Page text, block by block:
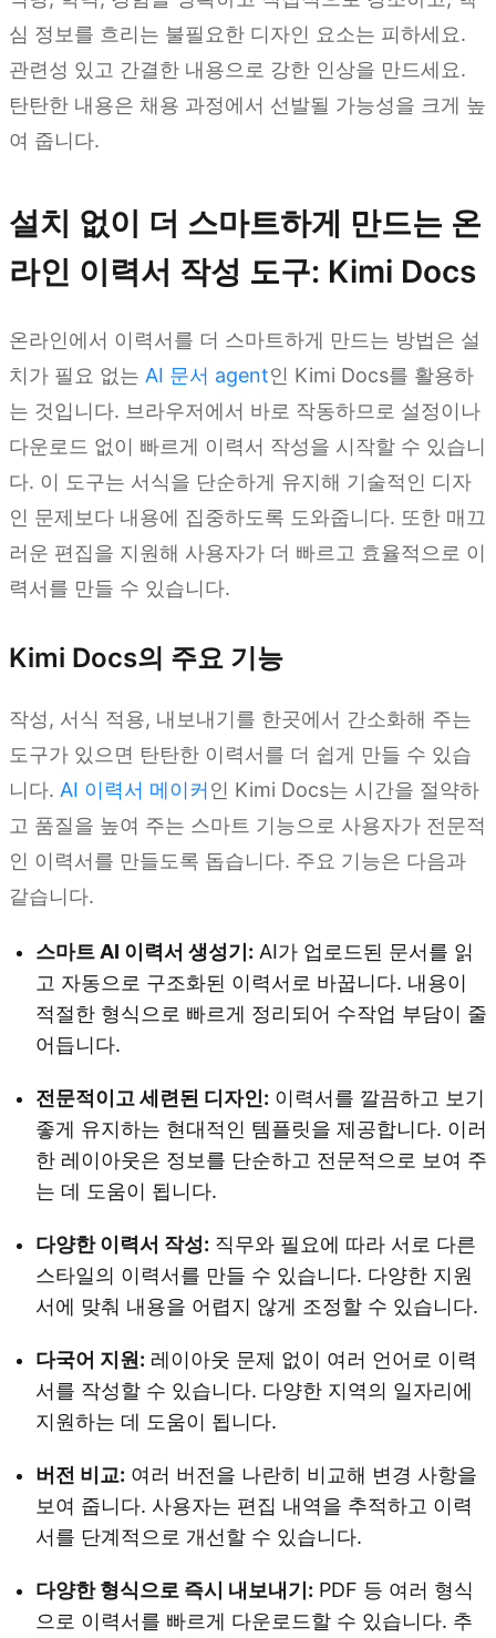
심 정보를 흐리는 불필요한 디자인 요소는 피하세요.
관련성 있고 간결한 내용으로 강한 인상을 만드세요.
탄탄한 내용은 채용 과정에서 선발될 가능성을 크게 높
여 줍니다.
설치 없이 더 스마트하게 만드는 온
라인 이력서 작성 도구: Kimi Docs
온라인에서 이력서를 더 스마트하게 만드는 방법은 설
치가 필요 없는 AI 문서 agent인 Kimi Docs를 활용하
는 것입니다. 브라우저에서 바로 작동하므로 설정이나
다운로드 없이 빠르게 이력서 작성을 시작할 수 있습니
다. 이 도구는 서식을 단순하게 유지해 기술적인 디자
인 문제보다 내용에 집중하도록 도와줍니다. 또한 매끄
러운 편집을 지원해 사용자가 더 빠르고 효율적으로 이
력서를 만들 수 있습니다.
Kimi Docs의 주요 기능
작성, 서식 적용, 내보내기를 한곳에서 간소화해 주는
도구가 있으면 탄탄한 이력서를 더 쉽게 만들 수 있습
니다. AI 이력서 메이커인 Kimi Docs는 시간을 절약하
고 품질을 높여 주는 스마트 기능으로 사용자가 전문적
인 이력서를 만들도록 돕습니다. 주요 기능은 다음과
같습니다.
스마트 AI 이력서 생성기: AI가 업로드된 문서를 읽
고 자동으로 구조화된 이력서로 바꿉니다. 내용이
적절한 형식으로 빠르게 정리되어 수작업 부담이 줄
어듭니다.
전문적이고 세련된 디자인: 이력서를 깔끔하고 보기
좋게 유지하는 현대적인 템플릿을 제공합니다. 이러
한 레이아웃은 정보를 단순하고 전문적으로 보여 주
는 데 도움이 됩니다.
다양한 이력서 작성: 직무와 필요에 따라 서로 다른
스타일의 이력서를 만들 수 있습니다. 다양한 지원
서에 맞춰 내용을 어렵지 않게 조정할 수 있습니다.
다국어 지원: 레이아웃 문제 없이 여러 언어로 이력
서를 작성할 수 있습니다. 다양한 지역의 일자리에
지원하는 데 도움이 됩니다.
버전 비교: 여러 버전을 나란히 비교해 변경 사항을
보여 줍니다. 사용자는 편집 내역을 추적하고 이력
서를 단계적으로 개선할 수 있습니다.
다양한 형식으로 즉시 내보내기: PDF 등 여러 형식
으로 이력서를 빠르게 다운로드할 수 있습니다. 추